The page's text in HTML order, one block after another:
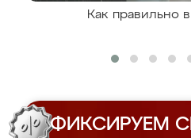
Как правильно
ФИКСИРУЕМ